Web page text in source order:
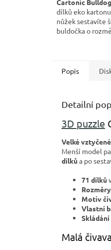
Cartonic
dílků eko
nůžek sestavíte
buldočka o
Popis
Detailní
3D puzzle
Velké
Menší model
dílkůa po
71 dílků
Motiv
Vlastní
Malá